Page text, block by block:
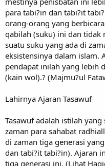
para tabi?in dan tabi?it
orang-orang yang
qabilah (suku) ini dan tidak
suatu suku yang ada di
eksistensinya dalam islam.
pendapat inilah yang lebih
(kain wol).? (Majmu?ul
Lahirnya Ajaran Tasawuf
Tasawuf adalah istilah
zaman para sahabat
di zaman tiga generasi
dan tabi?it tabi?in). Ajaran
tiga generasi ini. (Lihat